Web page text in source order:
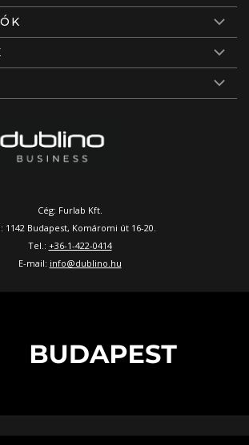
Cég: Furlab Kft.
1142 Budapest, Komáromi út 16-20.
Tel.: +36-1-422-0414
E-mail: info@dublino.hu